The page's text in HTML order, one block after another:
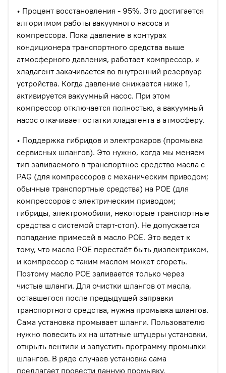
• Процент восстановления - 95%. Это достигается
алгоритмом работы вакуумного насоса и
компрессора. Пока давление в контурах
кондиционера транспортного средства выше
атмосферного давления, работает компрессор, и
хладагент закачивается во внутренний резервуар
устройства. Когда давление снижается ниже 1,
активируется вакуумный насос. При этом
компрессор отключается полностью, а вакуумный
насос откачивает остатки хладагента в атмосферу.
• Поддержка гибридов и электрокаров (промывка
сервисных шлангов). Это нужно, когда мы меняем
тип заливаемого в транспортное средство масла с
PAG (для компрессоров с механическим приводом;
обычные транспортные средства) на POE (для
компрессоров с электрическим приводом;
гибриды, электромобили, некоторые транспортные
средства с системой старт-стоп). Не допускается
попадание примесей в масло POE. Это ведет к
тому, что масло POE перестаёт быть диэлектриком,
и компрессор с таким маслом может сгореть.
Поэтому масло POE заливается только через
чистые шланги. Для очистки шлангов от масла,
оставшегося после предыдущей заправки
транспортного средства, нужна промывка шлангов.
Сама установка промывает шланги. Пользователю
нужно повесить их на штатные штуцеры установки,
открыть вентили и запустить программу промывки
шлангов. В ряде случаев установка сама
предлагает провести данную промывку.